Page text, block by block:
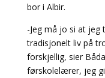
bor i Albir.
-Jeg må jo si at jeg
tradisjonelt liv på
forskjellig, sier
førskolelærer, jeg